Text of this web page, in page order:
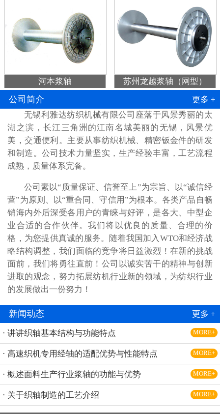
河本浆轴 苏州龙越浆轴（网型）
公司简介
更多 +
无锡利雅达纺织机械有限公司座落于风景秀丽的太
湖之滨，长江三角洲的江南名城美丽的无锡，风景优
美，交通便利。主要从事纺织机械、精密钣金件的研发
和制造。公司技术力量坚实，生产经验丰富，工艺流程
成熟，质量体系完备。
公司素以“质量保证、信誉至上”为宗旨、以“诚信经
营”为原则、以“重合同、守信用”为根本。各类产品自畅
销海内外后深受各用户的青睐与好评，是各大、中型企
业合适的合作伙伴。我们将以优良的质量、合理的价
格，为您提供真诚的服务。随着我国加入WTO和经济战
略结构调整，我们面临的竞争将日益激烈！在新的挑战
面前，我们将勇往直前！公司以诚实苦干的精神与创新
进取的观念，努力拓展纺机行业新的领域，为纺织行业
的发展做出一份努力！
新闻动态 更多 +
· 讲讲织轴基本结构与功能特点 MORE+
· 高速织机专用经轴的适配优势与性能特点 MORE+
· 概述面料生产行业浆轴的功能与优势 MORE+
· 关于织轴制造的工艺介绍 MORE+